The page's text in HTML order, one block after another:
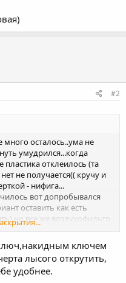
#2
осталось..ума не
умудрился...когда
отклеилось (та
не получается(( кручу и
- нифига...
вот допробывался
оставить как есть
но все же воздухофильтр
ещё хотел
подскажите вообще
(у меня в данном
ключем
лысого открутить,
удобнее.